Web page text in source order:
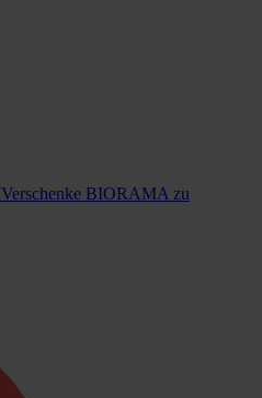
Verschenke BIORAMA zu